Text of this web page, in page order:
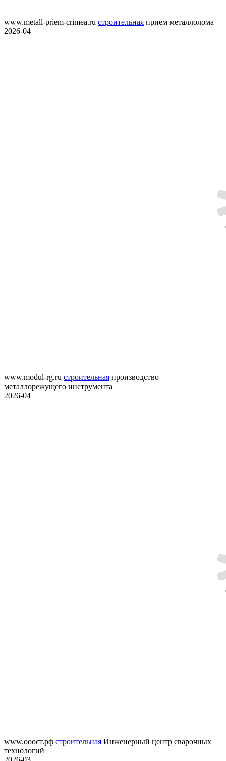
www.metall-priem-crimea.ru строительная прием металлолома
2026-04
www.modul-rg.ru строительная производство
металлорежущего инструмента
2026-04
www.ооост.рф строительная Инженерный центр сварочных
технологий